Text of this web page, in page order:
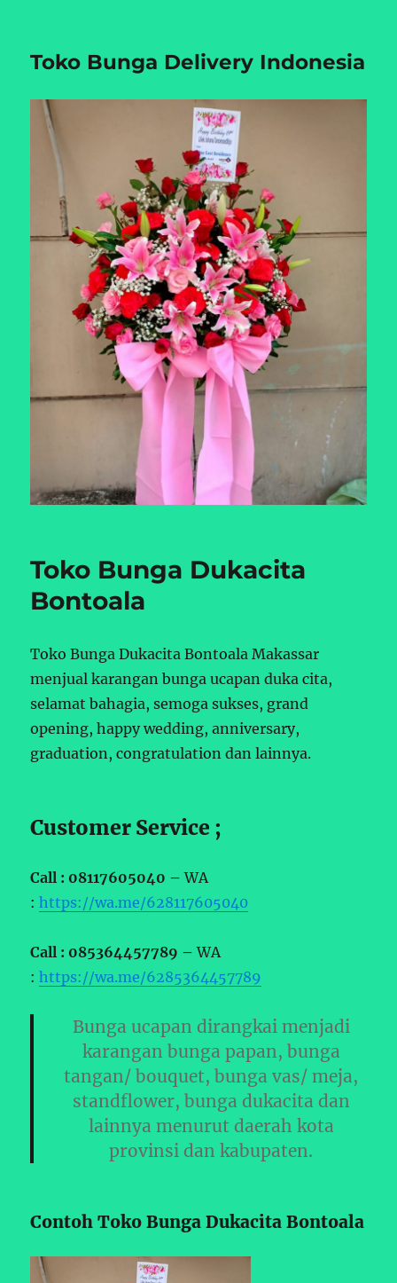
Toko Bunga Delivery Indonesia
Toko Bunga Dukacita
Bontoala
Toko Bunga Dukacita Bontoala Makassar
menjual karangan bunga ucapan duka cita,
selamat bahagia, semoga sukses, grand
opening, happy wedding, anniversary,
graduation, congratulation dan lainnya.
Customer Service ;
Call : 08117605040 –WA
:https://wa.me/628117605040
Call : 085364457789 –WA
:https://wa.me/6285364457789
Bunga ucapan dirangkai menjadi
karangan bunga papan, bunga
tangan/ bouquet, bunga vas/ meja,
standflower, bunga dukacita dan
lainnya menurut daerah kota
provinsi dan kabupaten.
Contoh Toko Bunga Dukacita Bontoala